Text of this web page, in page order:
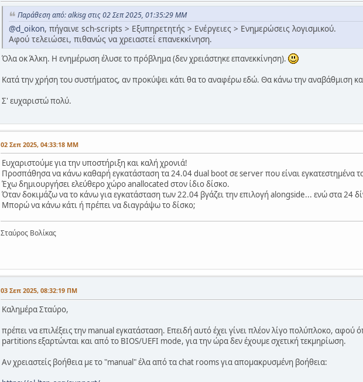
Παράθεση από: alkisg στις 02 Σεπ 2025, 01:35:29 ΜΜ
@d_oikon, πήγαινε sch-scripts > Εξυπηρετητής > Ενέργειες > Ενημερώσεις λογισμικού.
Αφού τελειώσει, πιθανώς να χρειαστεί επανεκκίνηση.
Όλα οκ Άλκη. Η ενημέρωση έλυσε το πρόβλημα (δεν χρειάστηκε επανεκκίνηση).
Κατά την χρήση του συστήματος, αν προκύψει κάτι θα το αναφέρω εδώ. Θα κάνω την αναβάθμιση
Σ' ευχαριστώ πολύ.
02 Σεπ 2025, 04:33:18 ΜΜ
Ευχαριστούμε για την υποστήριξη και καλή χρονιά!
Προσπάθησα να κάνω καθαρή εγκατάσταση τα 24.04 dual boot σε server που είναι εγκατεστημένα
Έχω δημιουργήσει ελεύθερο χώρο anallocated στον ίδιο δίσκο.
Όταν δοκιμάζω να το κάνω για εγκατάσταση των 22.04 βγάζει την επιλογή alongside... ενώ στα 24
Μπορώ να κάνω κάτι ή πρέπει να διαγράψω το δίσκο;
Σταύρος Βολίκας
03 Σεπ 2025, 08:32:19 ΠΜ
Καλημέρα Σταύρο,
πρέπει να επιλέξεις την manual εγκατάσταση. Επειδή αυτό έχει γίνει πλέον λίγο πολύπλοκο, αφού
partitions εξαρτώνται και από το BIOS/UEFI mode, για την ώρα δεν έχουμε σχετική τεκμηρίωση.
Αν χρειαστείς βοήθεια με το "manual" έλα από τα chat rooms για απομακρυσμένη βοήθεια: